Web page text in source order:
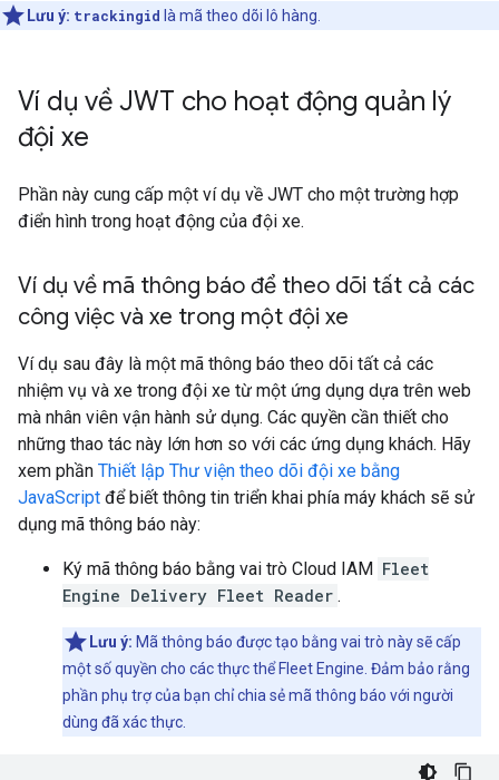
Lưu ý: trackingid là mã theo dõi lô hàng.
Ví dụ về JWT cho hoạt động quản lý
đội xe
Phần này cung cấp một ví dụ về JWT cho một trường hợp
điển hình trong hoạt động của đội xe.
Ví dụ về mã thông báo để theo dõi tất cả các
công việc và xe trong một đội xe
Ví dụ sau đây là một mã thông báo theo dõi tất cả các
nhiệm vụ và xe trong đội xe từ một ứng dụng dựa trên web
mà nhân viên vận hành sử dụng. Các quyền cần thiết cho
những thao tác này lớn hơn so với các ứng dụng khách. Hãy
xem phần Thiết lập Thư viện theo dõi đội xe bằng
JavaScript để biết thông tin triển khai phía máy khách sẽ sử
dụng mã thông báo này:
Ký mã thông báo bằng vai trò Cloud IAM Fleet
Engine Delivery Fleet Reader .
Lưu ý: Mã thông báo được tạo bằng vai trò này sẽ cấp
một số quyền cho các thực thể Fleet Engine. Đảm bảo rằng
phần phụ trợ của bạn chỉ chia sẻ mã thông báo với người
dùng đã xác thực.